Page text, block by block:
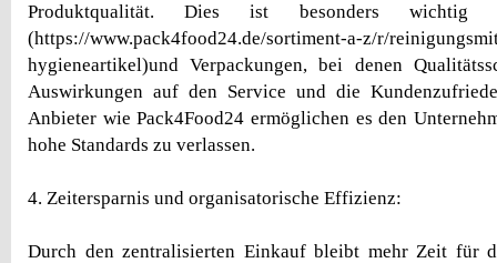
Produktqualität. Dies ist besonders wichtig
(https://www.pack4food24.de/sortiment-a-z/r/
hygieneartikel)und Verpackungen, bei denen
Auswirkungen auf den Service und die
Anbieter wie Pack4Food24 ermöglichen es den
hohe Standards zu verlassen.
4. Zeitersparnis und organisatorische Effizienz:
Durch den zentralisierten Einkauf bleibt mehr Zeit für